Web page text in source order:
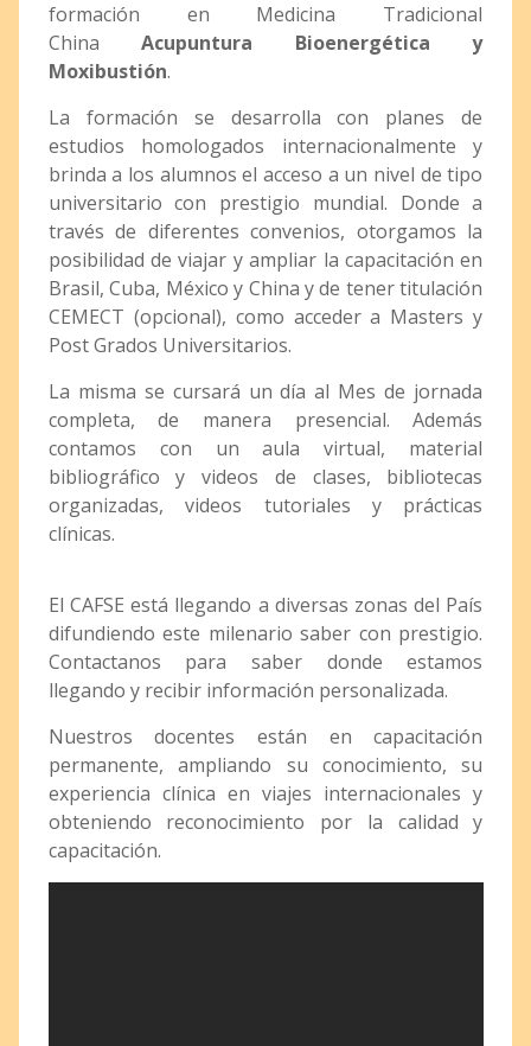
formación en Medicina Tradicional
ChinaAcupuntura Bioenergética y
Moxibustión.
La formación se desarrolla con planes de
estudios homologados internacionalmente y
brinda a los alumnos el acceso a un nivel de tipo
universitario con prestigio mundial. Donde a
través de diferentes convenios, otorgamos la
posibilidad de viajar y ampliar la capacitación en
Brasil, Cuba, México y China y de tener titulación
CEMECT (opcional), como acceder a Masters y
Post Grados Universitarios.
La misma se cursará un día al Mes de jornada
completa, de manera presencial. Además
contamos con un aula virtual, material
bibliográfico y videos de clases, bibliotecas
organizadas, videos tutoriales y prácticas
clínicas.
El CAFSE está llegando a diversas zonas del País
difundiendo este milenario saber con prestigio.
Contactanos para saber donde estamos
llegando y recibir información personalizada.
Nuestros docentes están en capacitación
permanente, ampliando su conocimiento, su
experiencia clínica en viajes internacionales y
obteniendo reconocimiento por la calidad y
capacitación.